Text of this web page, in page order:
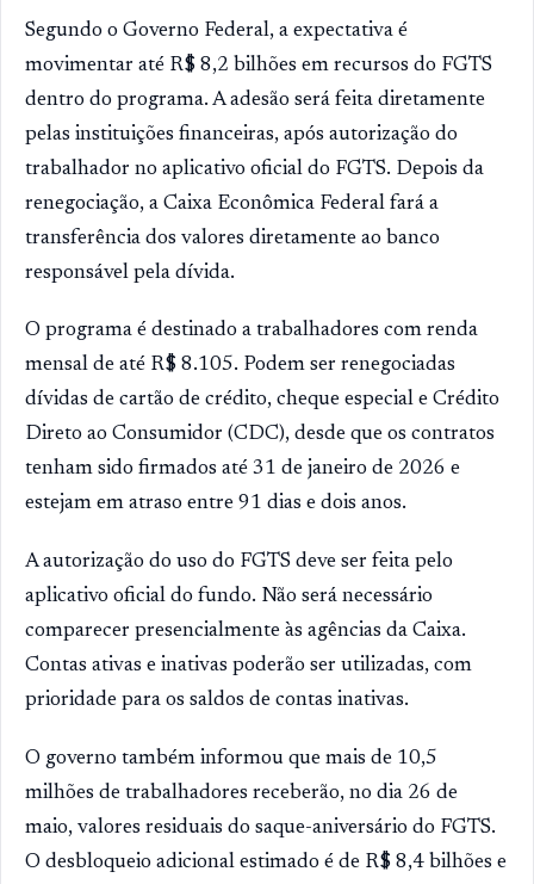
Segundo o Governo Federal, a expectativa é
movimentar até R$ 8,2 bilhões em recursos do FGTS
dentro do programa. A adesão será feita diretamente
pelas instituições financeiras, após autorização do
trabalhador no aplicativo oficial do FGTS. Depois da
renegociação, a Caixa Econômica Federal fará a
transferência dos valores diretamente ao banco
responsável pela dívida.
O programa é destinado a trabalhadores com renda
mensal de até R$ 8.105. Podem ser renegociadas
dívidas de cartão de crédito, cheque especial e Crédito
Direto ao Consumidor (CDC), desde que os contratos
tenham sido firmados até 31 de janeiro de 2026 e
estejam em atraso entre 91 dias e dois anos.
A autorização do uso do FGTS deve ser feita pelo
aplicativo oficial do fundo. Não será necessário
comparecer presencialmente às agências da Caixa.
Contas ativas e inativas poderão ser utilizadas, com
prioridade para os saldos de contas inativas.
O governo também informou que mais de 10,5
milhões de trabalhadores receberão, no dia 26 de
maio, valores residuais do saque-aniversário do FGTS.
O desbloqueio adicional estimado é de R$ 8,4 bilhões e